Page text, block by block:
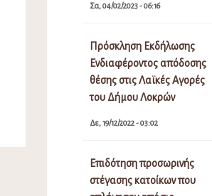
Σα, 04/02/2023 - 06:16
Πρόσκληση Εκδήλωσης
Ενδιαφέροντος απόδοσης
θέσης στις Λαϊκές Αγορές
του Δήμου Λοκρών
Δε, 19/12/2022 - 03:02
Επιδότηση προσωρινής
στέγασης κατοίκων που